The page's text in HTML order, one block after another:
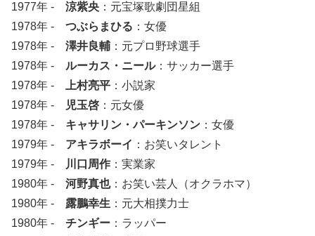
1977年 - 涼紫央 ：元宝塚歌劇団星組
1978年 - つぶらまひる ：女優
1978年 - 澤井良輔 ：元プロ野球選手
1978年 - ルーカス・ニール：サッカー選手
1978年 - 上村亮平 ：小説家
1978年 -
児玉啓 ：元女優
1978年 - キャサリン・パーキンソン ：女優
1979年 - アキラボーイ ：お笑いタレント
1979年 -
川口周作 ：実業家
1980年 - 河野真也：お笑い芸人（オクラホマ）
1980年 - 露鵬幸生 ：元大相撲力士
1980年 - チンギー ：ラッパー